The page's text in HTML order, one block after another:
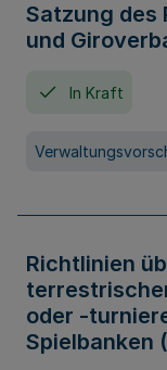
Satzung des
und
In Kraft
Richtlinien
oder -
Spielbanken